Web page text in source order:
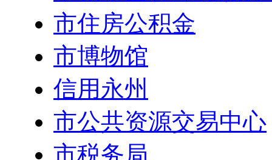
市住房公积金
市博物馆
信用永州
市公共资源交易中心
市税务局